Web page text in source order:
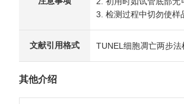
3. 检测过程中切勿使样
文献引用格式 TUNEL细胞凋亡两步
其他介绍